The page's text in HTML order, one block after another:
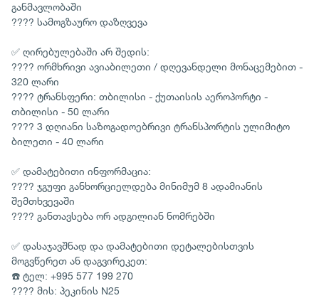
განმავლობაში
???? სამოგზაურო დაზღვევა
✅ ღირებულებაში არ შედის:
???? ორმხრივი ავიაბილეთი / დღევანდელი მონაცემებით -
320 ლარი
???? ტრანსფერი: თბილისი - ქუთაისის აეროპორტი -
თბილისი - 50 ლარი
???? 3 დღიანი საზოგადოებრივი ტრანსპორტის ულიმიტო
ბილეთი - 40 ლარი
✅ დამატებითი ინფორმაცია:
???? ჯგუფი განხორციელდება მინიმუმ 8 ადამიანის
შემთხვევაში
???? განთავსება ორ ადგილიან ნომრებში
✅ დასაჯავშნად და დამატებითი დეტალებისთვის
მოგვწერეთ ან დაგვირეკეთ:
☎️ ტელ: +995 577 199 270
???? მის: პეკინის N25